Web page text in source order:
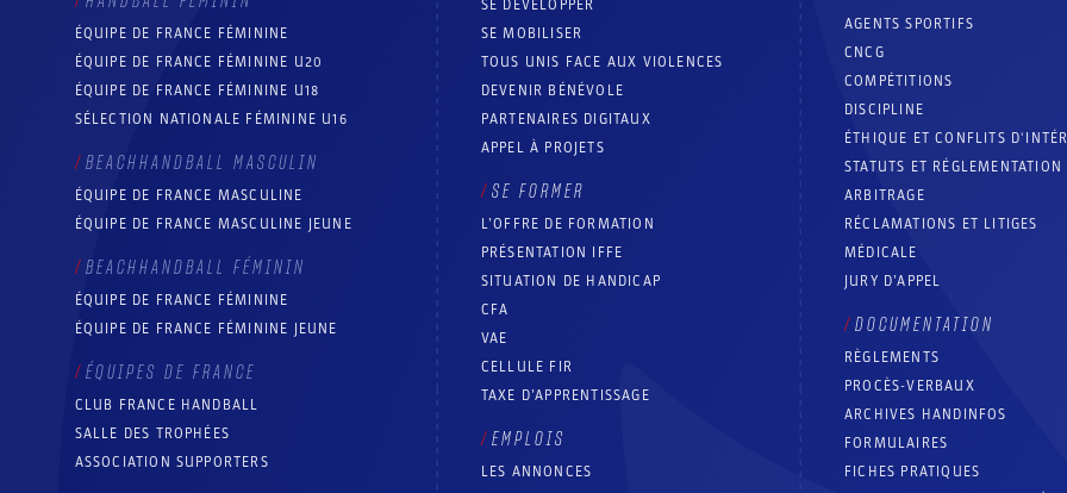
ÉQUIPE DE FRANCE FÉMININE
ÉQUIPE DE FRANCE FÉMININE U20
ÉQUIPE DE FRANCE FÉMININE U18
SÉLECTION NATIONALE FÉMININE U16
BEACHHANDBALL MASCULIN
ÉQUIPE DE FRANCE MASCULINE
ÉQUIPE DE FRANCE MASCULINE JEUNE
BEACHHANDBALL FÉMININ
ÉQUIPE DE FRANCE FÉMININE
ÉQUIPE DE FRANCE FÉMININE JEUNE
ÉQUIPES DE FRANCE
CLUB FRANCE HANDBALL
SALLE DES TROPHÉES
ASSOCIATION SUPPORTERS
SE DÉVELOPPER
SE MOBILISER
TOUS UNIS FACE AUX VIOLENCES
DEVENIR BÉNÉVOLE
PARTENAIRES DIGITAUX
APPEL À PROJETS
SE FORMER
L’OFFRE DE FORMATION
PRÉSENTATION IFFE
SITUATION DE HANDICAP
CFA
VAE
CELLULE FIR
TAXE D’APPRENTISSAGE
EMPLOIS
LES ANNONCES
AGENTS SPORTIFS
CNCG
COMPÉTITIONS
DISCIPLINE
ÉTHIQUE ET CONFLITS
STATUTS ET RÉGLEMENTATION
ARBITRAGE
RÉCLAMATIONS ET LITIGES
MÉDICALE
JURY D’APPEL
DOCUMENTATION
RÈGLEMENTS
PROCÈS-VERBAUX
ARCHIVES HANDINFOS
FORMULAIRES
FICHES PRATIQUES